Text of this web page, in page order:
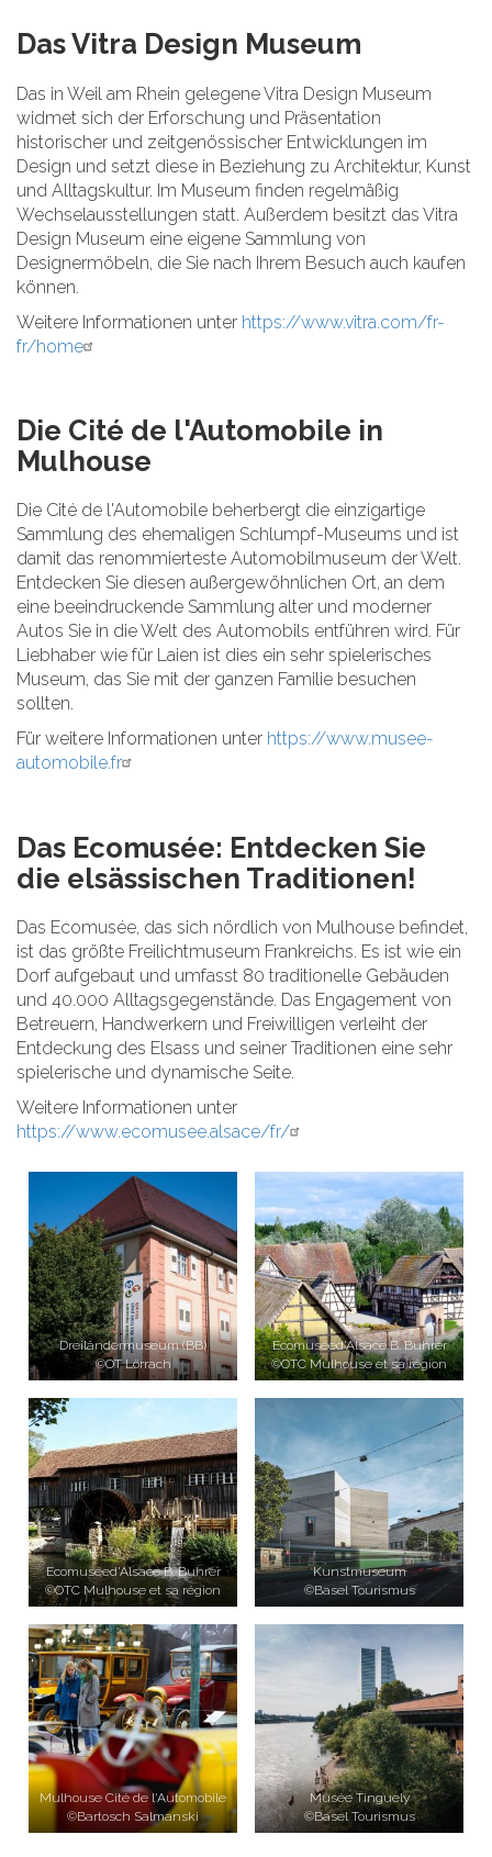
Das Vitra Design Museum
Das in Weil am Rhein gelegene Vitra Design Museum
widmet sich der Erforschung und Präsentation
historischer und zeitgenössischer Entwicklungen im
Design und setzt diese in Beziehung zu Architektur, Kunst
und Alltagskultur. Im Museum finden regelmäßig
Wechselausstellungen statt. Außerdem besitzt das Vitra
Design Museum eine eigene Sammlung von
Designermöbeln, die Sie nach Ihrem Besuch auch kaufen
können.
Weitere Informationen unter https://www.vitra.com/fr-
fr/home
Die Cité de l'Automobile in
Mulhouse
Die Cité de l'Automobile beherbergt die einzigartige
Sammlung des ehemaligen Schlumpf-Museums und ist
damit das renommierteste Automobilmuseum der Welt.
Entdecken Sie diesen außergewöhnlichen Ort, an dem
eine beeindruckende Sammlung alter und moderner
Autos Sie in die Welt des Automobils entführen wird. Für
Liebhaber wie für Laien ist dies ein sehr spielerisches
Museum, das Sie mit der ganzen Familie besuchen
sollten.
Für weitere Informationen unter https://www.musee-
automobile.fr
Das Ecomusée: Entdecken Sie
die elsässischen Traditionen!
Das Ecomusée, das sich nördlich von Mulhouse befindet,
ist das größte Freilichtmuseum Frankreichs. Es ist wie ein
Dorf aufgebaut und umfasst 80 traditionelle Gebäuden
und 40.000 Alltagsgegenstände. Das Engagement von
Betreuern, Handwerkern und Freiwilligen verleiht der
Entdeckung des Elsass und seiner Traditionen eine sehr
spielerische und dynamische Seite.
Weitere Informationen unter
https://www.ecomusee.alsace/fr/
Dreiländermuseum (BB)
©OT Lörrach
Ecomuséed'Alsace B. Buhrer
©OTC Mulhouse et sa région
Ecomuséed'Alsace B. Buhrer
©OTC Mulhouse et sa région
Kunstmuseum
©Basel Tourismus
Mulhouse Cité de l'Automobile
©Bartosch Salmanski
Musée Tinguely
©Basel Tourismus